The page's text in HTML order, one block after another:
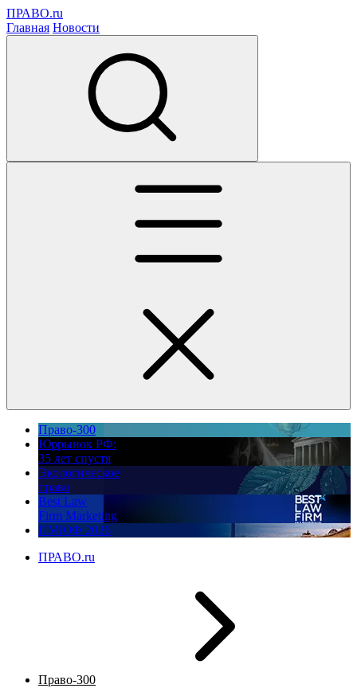
ПРАВО.ru
Главная Новости
Право-300
Юррынок РФ:
35 лет спустя
Экологическое
право
Best Law
Firm Marketing
ПМЮФ 2026
ПРАВО.ru
Право-300